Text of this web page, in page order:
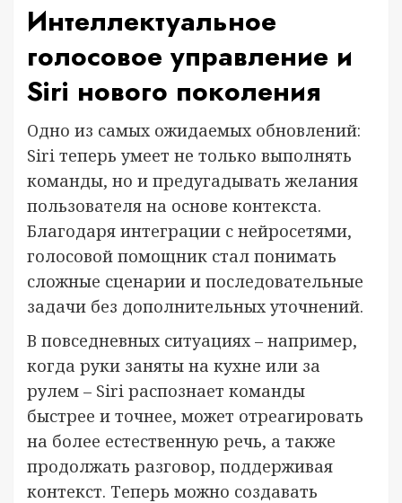
Интеллектуальное
голосовое управление и
Siri нового поколения
Одно из самых ожидаемых обновлений:
Siri теперь умеет не только выполнять
команды, но и предугадывать желания
пользователя на основе контекста.
Благодаря интеграции с нейросетями,
голосовой помощник стал понимать
сложные сценарии и последовательные
задачи без дополнительных уточнений.
В повседневных ситуациях – например,
когда руки заняты на кухне или за
рулем – Siri распознает команды
быстрее и точнее, может отреагировать
на более естественную речь, а также
продолжать разговор, поддерживая
контекст. Теперь можно создавать